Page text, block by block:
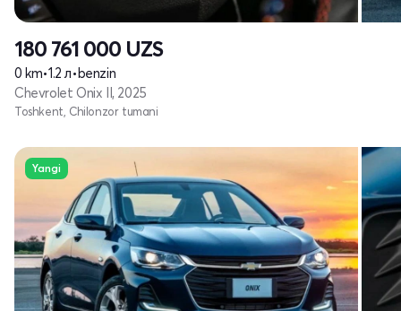
180 761 000 UZS
0 km•1.2 л•benzin
Chevrolet Onix II, 2025
Toshkent, Chilonzor tumani
Yangi